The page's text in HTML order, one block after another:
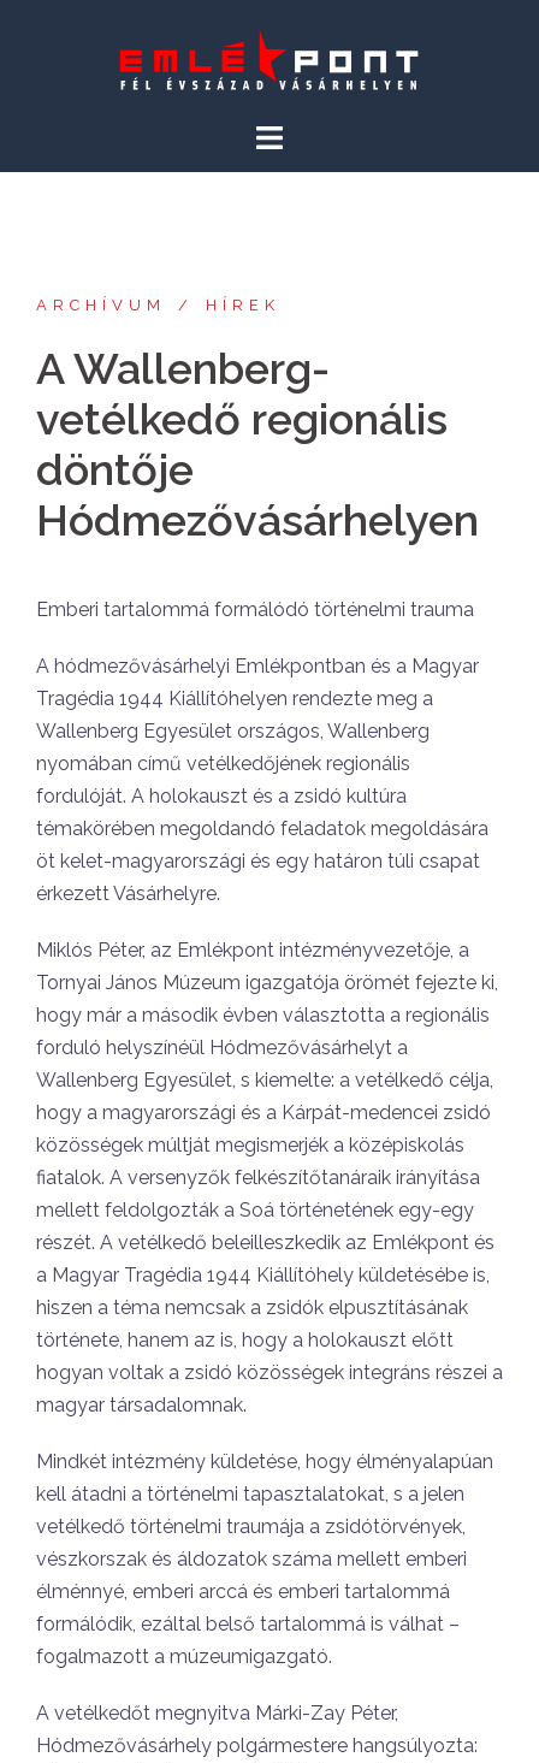
ARCHÍVUM HÍREK
A Wallenberg-
vetélkedő regionális
döntője
Hódmezővásárhelyen
Emberi tartalommá formálódó történelmi trauma
A hódmezővásárhelyi Emlékpontban és a Magyar
Tragédia 1944 Kiállítóhelyen rendezte meg a
Wallenberg Egyesület országos, Wallenberg
nyomában című vetélkedőjének regionális
fordulóját. A holokauszt és a zsidó kultúra
témakörében megoldandó feladatok megoldására
öt kelet-magyarországi és egy határon túli csapat
érkezett Vásárhelyre.
Miklós Péter, az Emlékpont intézményvezetője, a
Tornyai János Múzeum igazgatója örömét fejezte ki,
hogy már a második évben választotta a regionális
forduló helyszínéül Hódmezővásárhelyt a
Wallenberg Egyesület, s kiemelte: a vetélkedő célja,
hogy a magyarországi és a Kárpát-medencei zsidó
közösségek múltját megismerjék a középiskolás
fiatalok. A versenyzők felkészítőtanáraik irányítása
mellett feldolgozták a Soá történetének egy-egy
részét. A vetélkedő beleilleszkedik az Emlékpont és
a Magyar Tragédia 1944 Kiállítóhely küldetésébe is,
hiszen a téma nemcsak a zsidók elpusztításának
története, hanem az is, hogy a holokauszt előtt
hogyan voltak a zsidó közösségek integráns részei a
magyar társadalomnak.
Mindkét intézmény küldetése, hogy élményalapúan
kell átadni a történelmi tapasztalatokat, s a jelen
vetélkedő történelmi traumája a zsidótörvények,
vészkorszak és áldozatok száma mellett emberi
élménnyé, emberi arccá és emberi tartalommá
formálódik, ezáltal belső tartalommá is válhat –
fogalmazott a múzeumigazgató.
A vetélkedőt megnyitva Márki-Zay Péter,
Hódmezővásárhely polgármestere hangsúlyozta: